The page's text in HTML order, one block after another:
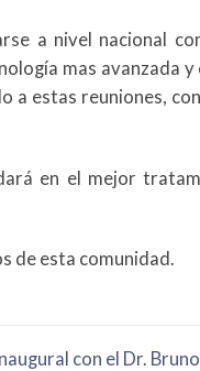
a nivel nacional
mas avanzada y
a estas reuniones,
en el mejor
de esta comunidad.
con el Dr.